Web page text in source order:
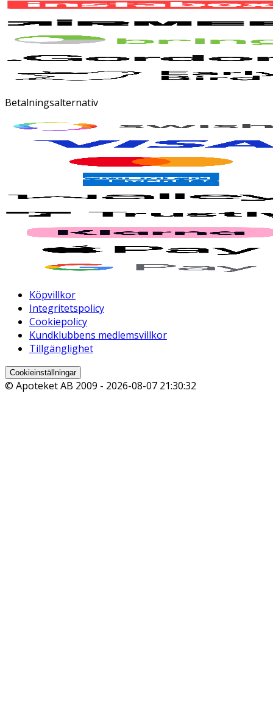
Betalningsalternativ
Köpvillkor
Integritetspolicy
Cookiepolicy
Kundklubbens medlemsvillkor
Tillgänglighet
Cookieinställningar
© Apoteket AB 2009 - 2026-08-07 21:30:32